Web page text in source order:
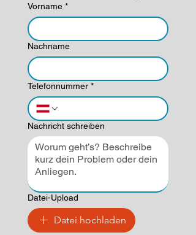
Vorname *
Nachname
Telefonnummer *
Nachricht schreiben
Datei-Upload
Datei hochladen